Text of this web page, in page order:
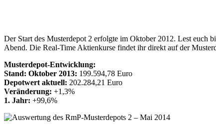
Der Start des Musterdepot 2 erfolgte im Oktober 2012. Lest euch
Abend. Die Real-Time Aktienkurse findet ihr direkt auf der
Musterdepot-Entwicklung:
Stand: Oktober 2013: 199.594,78 Euro
Depotwert aktuell: 202.284,21 Euro
Veränderung: +1,3%
1. Jahr: +99,6%